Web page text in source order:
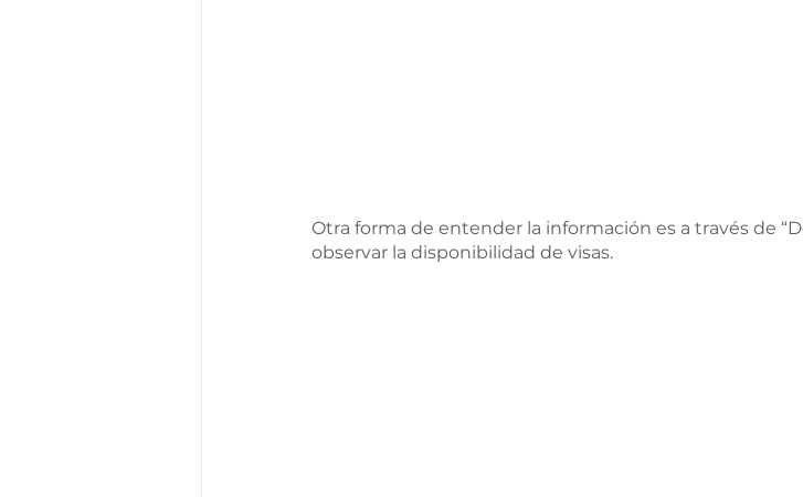
Otra forma de entender la información es a través de
observar la disponibilidad de visas.